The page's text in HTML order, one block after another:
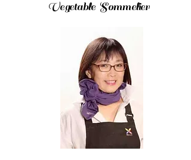
Vegetable Sommelier